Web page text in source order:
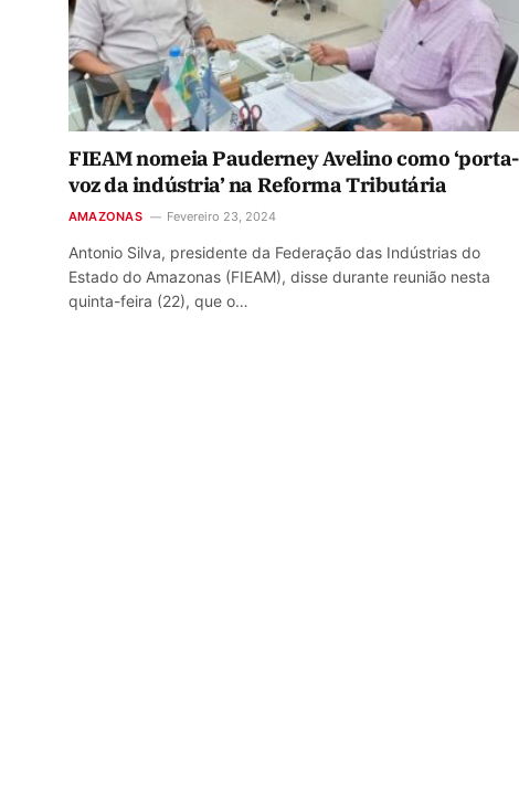
FIEAM nomeia Pauderney Avelino como ‘porta-
voz da indústria’ na Reforma Tributária
AMAZONAS Fevereiro 23, 2024
Antonio Silva, presidente da Federação das Indústrias do
Estado do Amazonas (FIEAM), disse durante reunião nesta
quinta-feira (22), que o…